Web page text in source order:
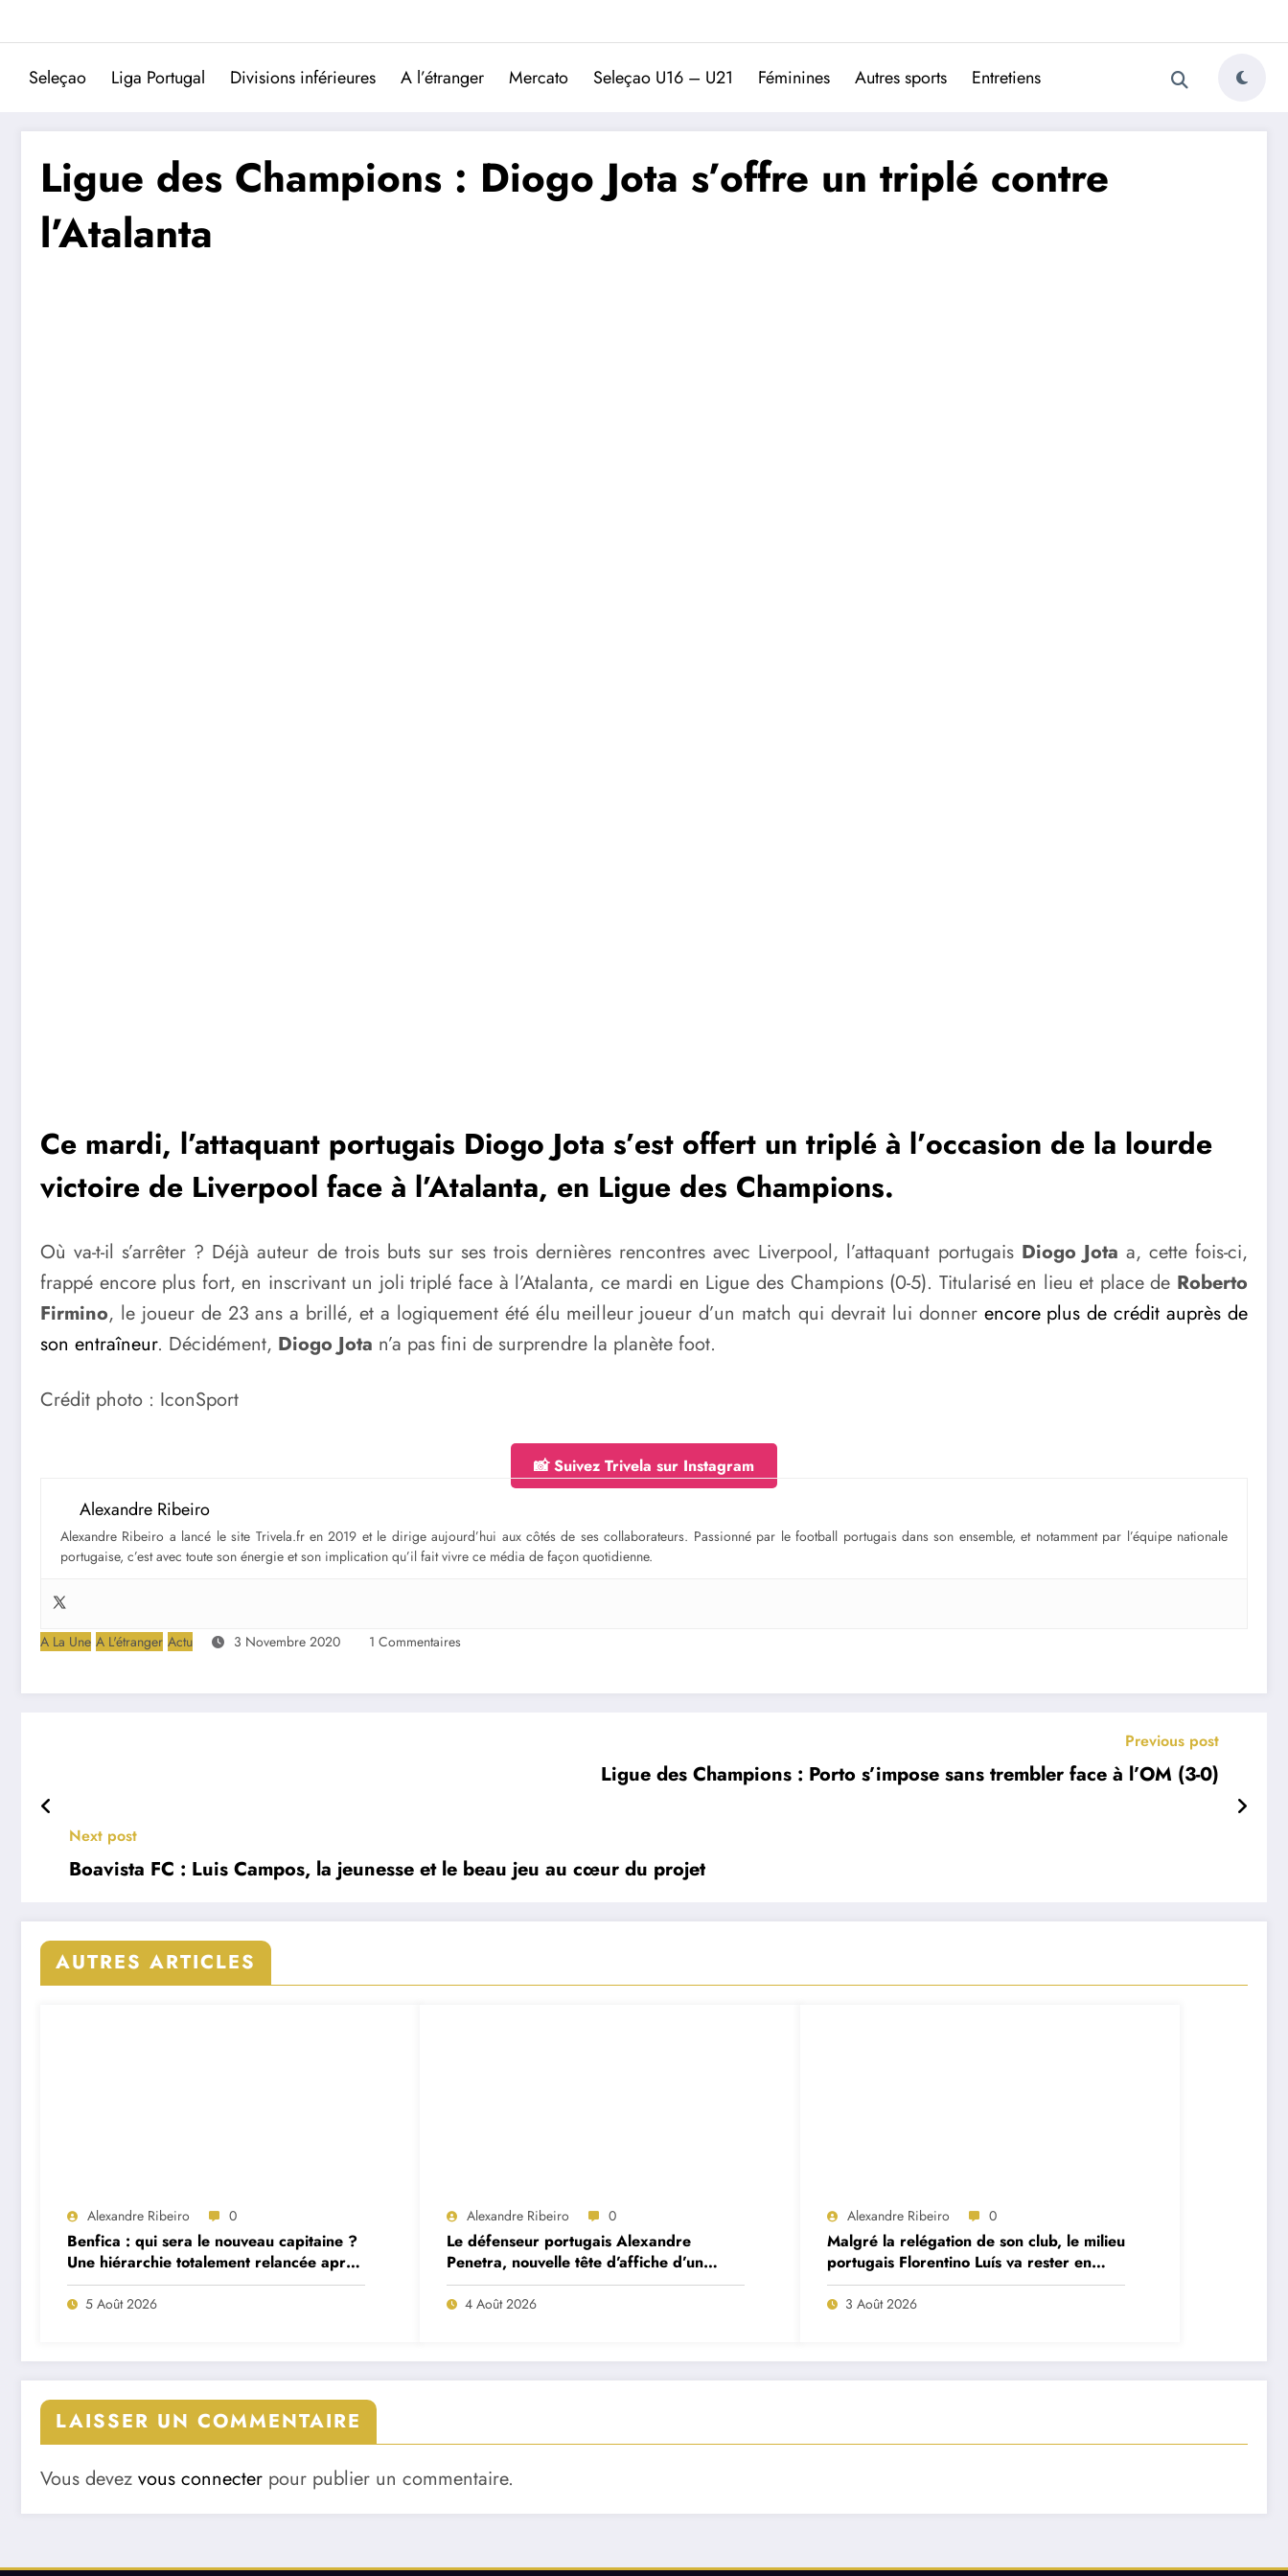
Trivela
L'actualité du football portugais
Seleçao Liga Portugal Divisions inférieures A l’étranger Mercato Seleçao U16 – U21 Féminines Autres sports Entretiens
Ligue des Champions : Diogo Jota s’offre un triplé contre
l’Atalanta
Ce mardi, l’attaquant portugais Diogo Jota s’est offert un triplé à l’occasion de la lourde
victoire de Liverpool face à l’Atalanta, en Ligue des Champions.
Où va-t-il s’arrêter ? Déjà auteur de trois buts sur ses trois dernières rencontres avec Liverpool, l’attaquant portugais Diogo Jota a, cette fois-ci,
frappé encore plus fort, en inscrivant un joli triplé face à l’Atalanta, ce mardi en Ligue des Champions (0-5). Titularisé en lieu et place de Roberto
Firmino, le joueur de 23 ans a brillé, et a logiquement été élu meilleur joueur d’un match qui devrait lui donner encore plus de crédit auprès de
son entraîneur. Décidément, Diogo Jota n’a pas fini de surprendre la planète foot.
Crédit photo : IconSport
📸 Suivez Trivela sur Instagram
Alexandre Ribeiro
Alexandre Ribeiro a lancé le site Trivela.fr en 2019 et le dirige aujourd’hui aux côtés de ses collaborateurs. Passionné par le football portugais dans son ensemble, et notamment par l’équipe nationale
portugaise, c’est avec toute son énergie et son implication qu’il fait vivre ce média de façon quotidienne.
A La Une A L'étranger Actu 3 Novembre 2020 1 Commentaires
Previous post
Ligue des Champions : Porto s’impose sans trembler face à l’OM (3-0)
Next post
Boavista FC : Luis Campos, la jeunesse et le beau jeu au cœur du projet
AUTRES ARTICLES
Alexandre Ribeiro 0
Benfica : qui sera le nouveau capitaine ?
Une hiérarchie totalement relancée après
deux départs majeurs
5 Août 2026
Alexandre Ribeiro 0
Le défenseur portugais Alexandre
Penetra, nouvelle tête d’affiche d’un
projet très ambitieux
4 Août 2026
Alexandre Ribeiro 0
Malgré la relégation de son club, le milieu
portugais Florentino Luís va rester en
Premier League
3 Août 2026
LAISSER UN COMMENTAIRE
Vous devez vous connecter pour publier un commentaire.